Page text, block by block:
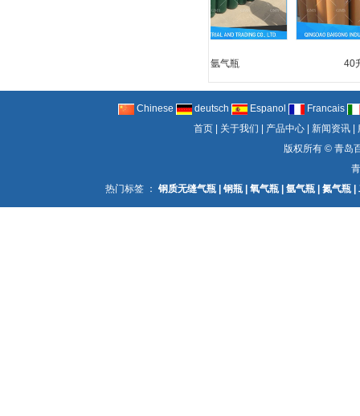
40升氩气瓶 40升氦
Chinese deutsch Espanol
Francais
首页| 关于我们 产品中心| 新闻资讯|
版权所有 © 青岛
热门标签 ： 钢质无缝气瓶 钢瓶 氧气瓶 氩气瓶 氮气瓶